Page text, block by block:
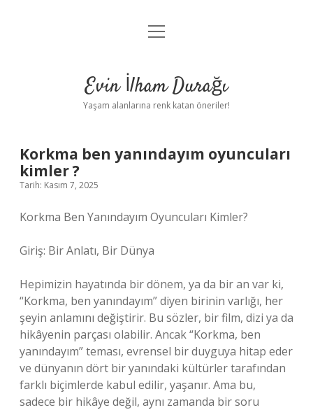
Anasayfa
Yasal Uyarı
menüyü
Evin İlham Durağı
Yaşam alanlarına renk katan öneriler!
Korkma ben yanındayım oyuncuları
kimler ?
Tarih: Kasım 7, 2025
Korkma Ben Yanındayım Oyuncuları Kimler?
Giriş: Bir Anlatı, Bir Dünya
Hepimizin hayatında bir dönem, ya da bir an var ki,
“Korkma, ben yanındayım” diyen birinin varlığı, her
şeyin anlamını değiştirir. Bu sözler, bir film, dizi ya da
hikâyenin parçası olabilir. Ancak “Korkma, ben
yanındayım” teması, evrensel bir duyguya hitap eder
ve dünyanın dört bir yanındaki kültürler tarafından
farklı biçimlerde kabul edilir, yaşanır. Ama bu,
sadece bir hikâye değil, aynı zamanda bir soru